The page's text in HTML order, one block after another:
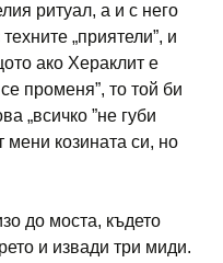
ритуал, а и с него
„приятели”, и
ако Хераклит е
променя”, то той би
„всичко ”не губи
мени козината си, но
до моста, където
и извади три миди.